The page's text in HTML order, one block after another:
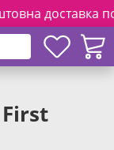
доставка по